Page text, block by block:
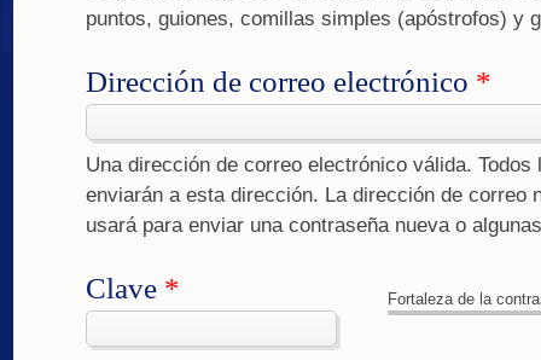
puntos, guiones, comillas simples (apóstrofos) y
Dirección de correo electrónico *
Una dirección de correo electrónico válida.
enviarán a esta dirección. La dirección de correo
usará para enviar una contraseña nueva o
Fortaleza de la
Clave *